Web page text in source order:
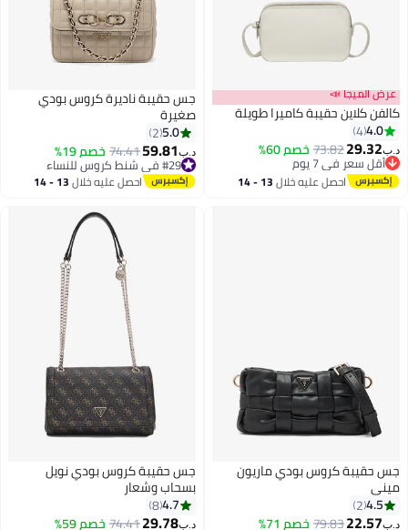
3
عرض الميجا 📣
كالفن كلاين حقيبة كاميرا طويلة
4.0
4
د.ب‏29.32
73.82خصم 60%
أقل سعر في 7 يوم
أقل سعر في 7 يوماحصل عليه خلال 13 - 14
3
جس حقيبة ناديرة كروس بودي
صغيرة
5.0
2
د.ب‏59.81
74.41خصم 19%
#29 في شنط كروس للنساء
#29 في شنط كروس للنساء احصل عليه خلال 13 - 14
جس حقيبة كروس بودي ماريون
ميني
4.5
2
د.ب‏22.57
79.83خصم 71%
جس حقيبة كروس بودي نويل
بسحاب وشعار
4.7
8
د.ب‏29.78
74.41خصم 59%